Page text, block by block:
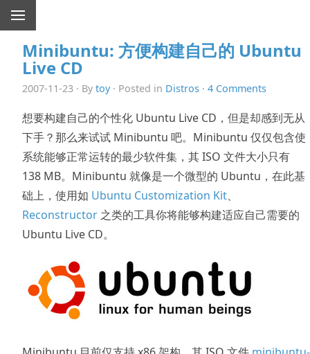
Minibuntu: 方便构建自己的 Ubuntu
Live CD
2007-11-23 · By toy· Posted in Distros · 4 Comments
想要构建自己的个性化 Ubuntu Live CD，但是却感到无从
下手？那么来试试 Minibuntu 吧。Minibuntu 仅仅包含使
系统能够正常运转的最少软件集，其 ISO 文件大小只有
138 MB。Minibuntu 就像是一个微型的 Ubuntu，在此基
础上，使用如 Ubuntu Customization Kit、
Reconstructor 之类的工具你将能够构建适应自己需要的
Ubuntu Live CD。